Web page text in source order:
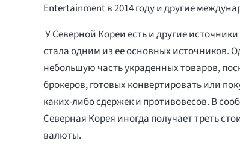
Entertainment в 2014 году и другие
У Северной Кореи есть и другие
стала одним из ее основных источников.
небольшую часть украденных товаров,
брокеров, готовых конвертировать или
каких-либо сдержек и противовесов. В
Северная Корея иногда получает треть
валюты.